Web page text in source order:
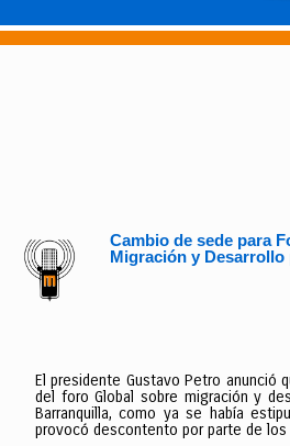
Cambio de sede para
Migración y
El presidente Gustavo Petro anunció
del foro Global sobre migración y
Barranquilla, como ya se había
provocó descontento por parte de